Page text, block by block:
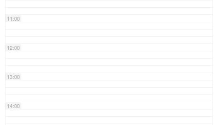
11:00
12:00
13:00
14:00